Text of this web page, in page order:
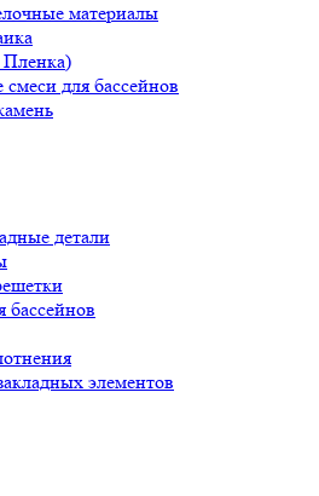
материалы
для бассейнов
детали
элементов